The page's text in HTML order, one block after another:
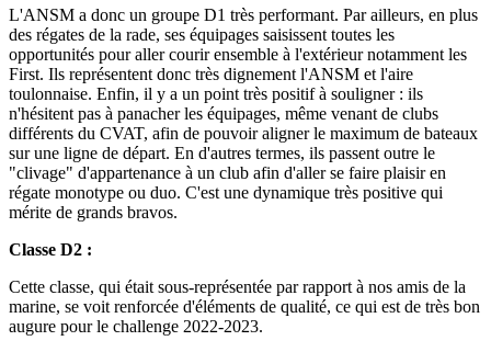
L'ANSM a donc un groupe D1 très performant. Par ailleurs, en plus
des régates de la rade, ses équipages saisissent toutes les
opportunités pour aller courir ensemble à l'extérieur notamment les
First. Ils représentent donc très dignement l'ANSM et l'aire
toulonnaise. Enfin, il y a un point très positif à souligner : ils
n'hésitent pas à panacher les équipages, même venant de clubs
différents du CVAT, afin de pouvoir aligner le maximum de bateaux
sur une ligne de départ. En d'autres termes, ils passent outre le
"clivage" d'appartenance à un club afin d'aller se faire plaisir en
régate monotype ou duo. C'est une dynamique très positive qui
mérite de grands bravos.
Classe D2 :
Cette classe, qui était sous-représentée par rapport à nos amis de la
marine, se voit renforcée d'éléments de qualité, ce qui est de très bon
augure pour le challenge 2022-2023.